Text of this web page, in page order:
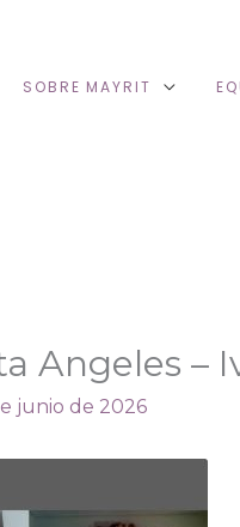
SOBRE MAYRIT
Angeles –
junio de 2026